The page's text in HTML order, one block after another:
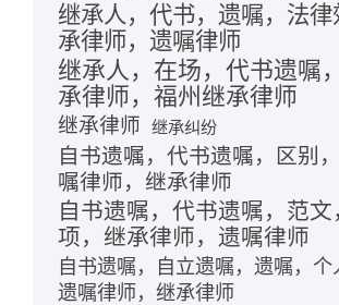
继承人，代书，遗嘱，法
承律师，遗嘱律师
继承人，在场，代书遗嘱
承律师，福州继承律师
继承律师 继承纠纷
自书遗嘱，代书遗嘱，区别
嘱律师，继承律师
自书遗嘱，代书遗嘱，范文
项，继承律师，遗嘱律师
自书遗嘱，自立遗嘱，遗嘱，个
遗嘱律师，继承律师